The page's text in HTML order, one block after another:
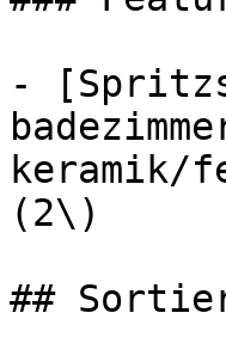
-
keramik/
(2\)
##